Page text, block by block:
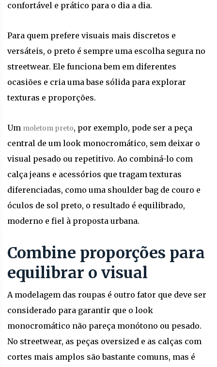
confortável e prático para o dia a dia.
Para quem prefere visuais mais discretos e
versáteis, o preto é sempre uma escolha segura no
streetwear. Ele funciona bem em diferentes
ocasiões e cria uma base sólida para explorar
texturas e proporções.
Um moletom preto, por exemplo, pode ser a peça
central de um look monocromático, sem deixar o
visual pesado ou repetitivo. Ao combiná-lo com
calça jeans e acessórios que tragam texturas
diferenciadas, como uma shoulder bag de couro e
óculos de sol preto, o resultado é equilibrado,
moderno e fiel à proposta urbana.
Combine proporções para
equilibrar o visual
A modelagem das roupas é outro fator que deve ser
considerado para garantir que o look
monocromático não pareça monótono ou pesado.
No streetwear, as peças oversized e as calças com
cortes mais amplos são bastante comuns, mas é